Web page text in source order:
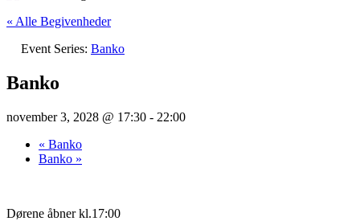
« Alle Begivenheder
Event Series: Banko
Banko
november 3, 2028 @ 17:30 - 22:00
« Banko
Banko »
Dørene åbner kl.17:00